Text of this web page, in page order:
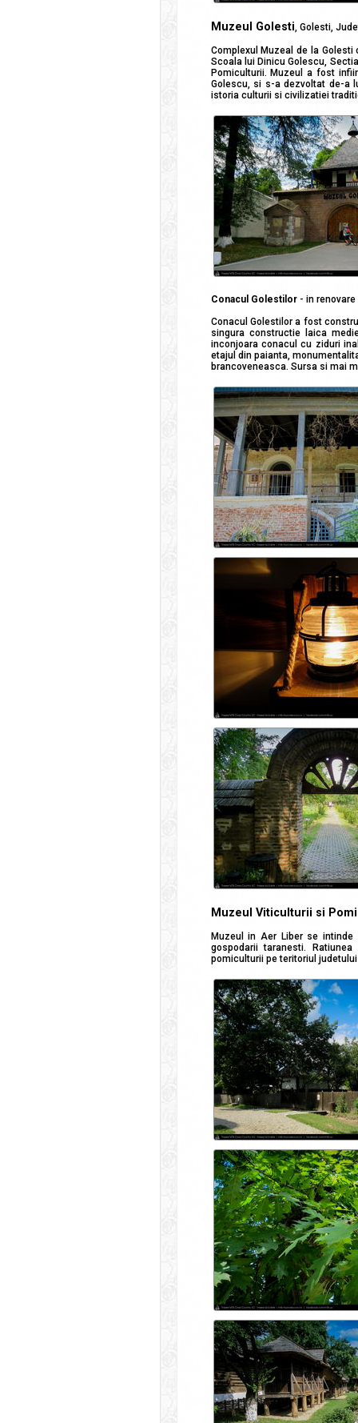
Muzeul Golesti, Golesti,
Complexul Muzeal de la
Scoala lui Dinicu Golescu,
Pomiculturii. Muzeul a fost
Golescu, si s-a dezvoltat de-a
istoria culturii si civilizatiei
Conacul Golestilor- in renovare
Conacul Golestilor a fost
singura constructie laica
inconjoara conacul cu ziduri
etajul din paianta,
brancoveneasca. Sursa si mai
Muzeul Viticulturii si
Muzeul in Aer Liber se
gospodarii taranesti.
pomiculturii pe teritoriul